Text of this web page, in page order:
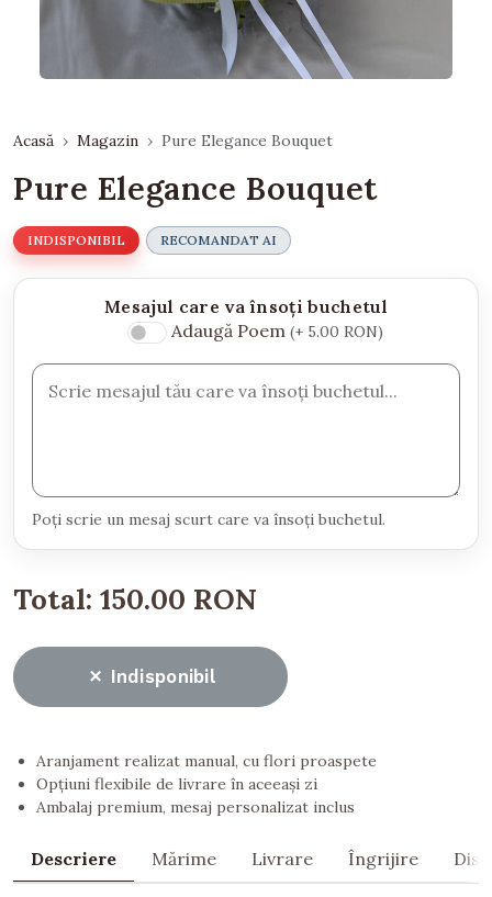
Acasă Magazin Pure Elegance Bouquet
Pure Elegance Bouquet
INDISPONIBIL RECOMANDAT AI
Mesajul care va însoți buchetul
Adaugă Poem (+ 5.00 RON)
Poți scrie un mesaj scurt care va însoți buchetul.
Total: 150.00 RON
Indisponibil
Aranjament realizat manual, cu flori proaspete
Opțiuni flexibile de livrare în aceeași zi
Ambalaj premium, mesaj personalizat inclus
Descriere Mărime Livrare Îngrijire